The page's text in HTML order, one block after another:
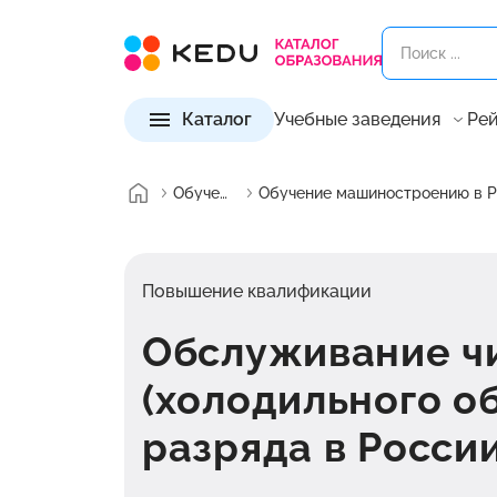
Каталог Учебные заведения
Обучение
Повышение квалификации
Обслуживание
(холодильного
разряда в